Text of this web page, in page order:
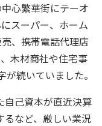
心繁華街にテーオ
スーパー、ホーム
、携帯電話代理店
木材商社や住宅事
続いていました。
自己資本が直近決算
るなど、厳しい業況